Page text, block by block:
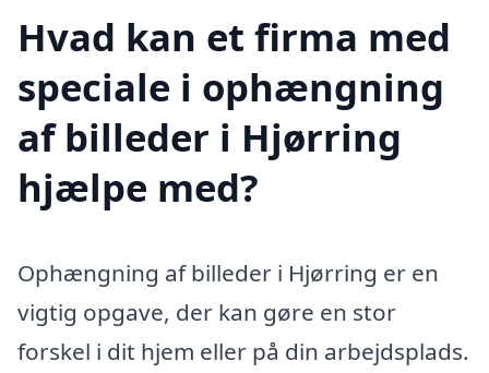
Hvad kan et firma med
speciale i ophængning
af billeder i Hjørring
hjælpe med?
Ophængning af billeder i Hjørring er en
vigtig opgave, der kan gøre en stor
forskel i dit hjem eller på din arbejdsplads.